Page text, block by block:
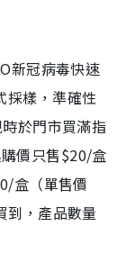
新冠病毒快速
採樣，準確性
於門市買滿指
價只售$20/盒
盒（單售價
到，產品數量